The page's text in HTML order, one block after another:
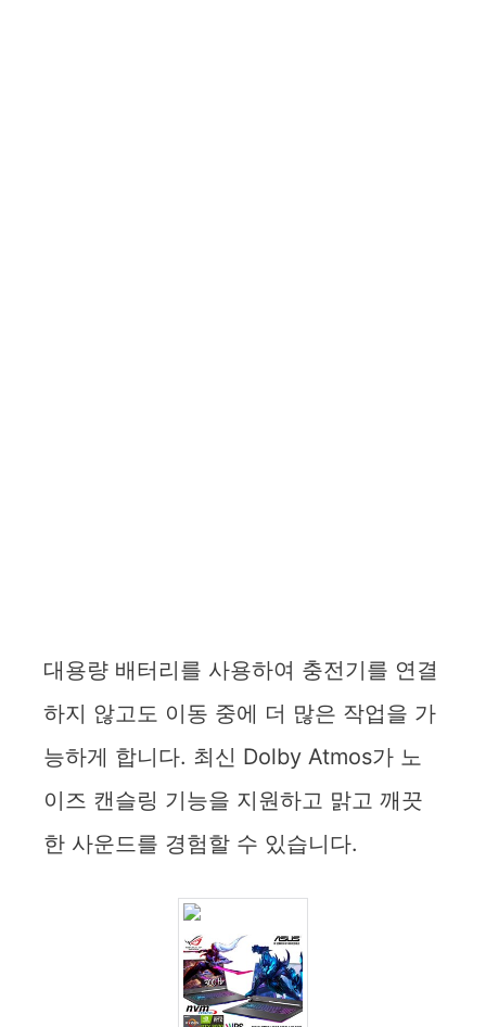
대용량 배터리를 사용하여 충전기를 연결
하지 않고도 이동 중에 더 많은 작업을 가
능하게 합니다. 최신 Dolby Atmos가 노
이즈 캔슬링 기능을 지원하고 맑고 깨끗
한 사운드를 경험할 수 있습니다.